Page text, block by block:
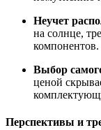
Неучет
на солнце,
компонентов.
Выбор
ценой
Перспективы и